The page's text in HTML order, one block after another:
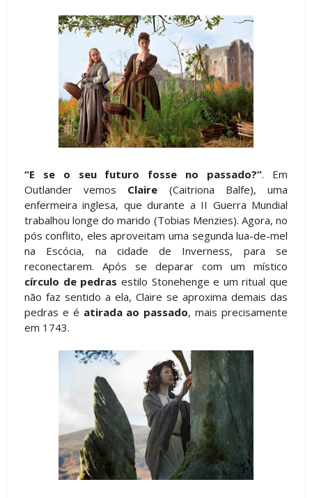
“E se o seu futuro fosse no passado?”. Em
Outlander vemos Claire (Caitriona Balfe), uma
enfermeira inglesa, que durante a II Guerra Mundial
trabalhou longe do marido (Tobias Menzies). Agora, no
pós conflito, eles aproveitam uma segunda lua-de-mel
na Escócia, na cidade de Inverness, para se
reconectarem. Após se deparar com um místico
círculo de pedras estilo Stonehenge e um ritual que
não faz sentido a ela, Claire se aproxima demais das
pedras e é atirada ao passado, mais precisamente
em 1743.